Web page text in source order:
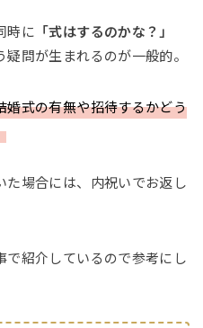
時に 「式はするのかな？」
疑問が生まれるのが一般的。
婚式の有無や招待するかどう
た場合には、内祝いでお返し
で紹介しているので参考にし